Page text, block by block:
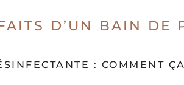
D’UN BAIN DE
: COMMENT